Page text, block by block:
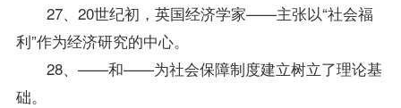
27、20世纪初，英国经济学家——主张以“社会福
利”作为经济研究的中心。
28、——和——为社会保障制度建立树立了理论基
础。